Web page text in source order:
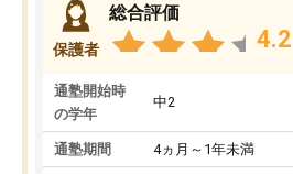
保護者
総合評価
4.2
通塾開始時
の学年
中2
通塾期間 4ヵ月～1年未満